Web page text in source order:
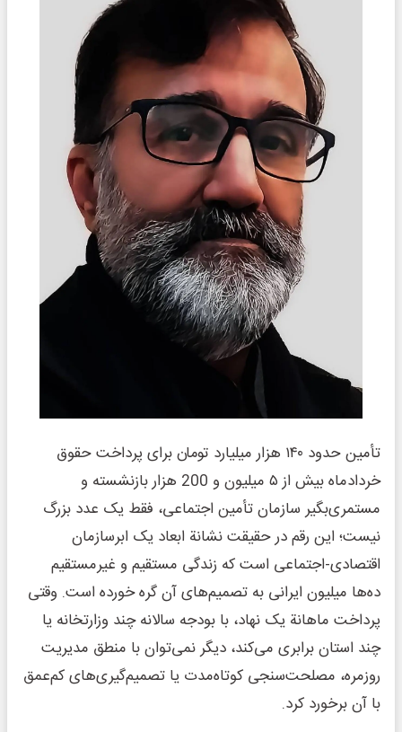
تأمین حدود ۱۴۰ هزار میلیارد تومان برای پرداخت حقوق
خردادماه بیش از ۵ میلیون و 200 هزار بازنشسته و
مستمری‌بگیر سازمان تأمین اجتماعی، فقط یک عدد بزرگ
نیست؛ این رقم در حقیقت نشانة ابعاد یک ابرسازمان
اقتصادی-اجتماعی است که زندگی مستقیم و غیرمستقیم
ده‌ها میلیون ایرانی به تصمیم‌های آن گره خورده است. وقتی
پرداخت ماهانة یک نهاد، با بودجه سالانه چند وزارتخانه یا
چند استان برابری می‌کند، دیگر نمی‌توان با منطق مدیریت
روزمره، مصلحت‌سنجی کوتاه‌مدت یا تصمیم‌گیری‌های کم‌عمق
با آن برخورد کرد.